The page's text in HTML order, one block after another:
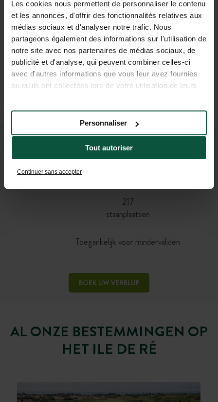
Les cookies nous permettent de personnaliser le contenu
et les annonces, d'offrir des fonctionnalités relatives aux
médias sociaux et d'analyser notre trafic. Nous
partageons également des informations sur l'utilisation de
notre site avec nos partenaires de médias sociaux, de
publicité et d'analyse, qui peuvent combiner celles-ci
avec d'autres informations que vous leur avez fournies
ou qu'ils ont collectées lors de votre utilisation de leurs
Tout autoriser
Personnaliser
Continuer sans accepter
Bekijk data
Ontbijtservice
Bekijk data
Kleine Trappers
Bekijk data
Bekijk data
3
sterren
217
staanplaatsen
Toegankelijk voor mindervaliden
BOEK UW VERBLIJF
AL ONZE BESTEMMINGEN OP
HET ILE DE RÉ